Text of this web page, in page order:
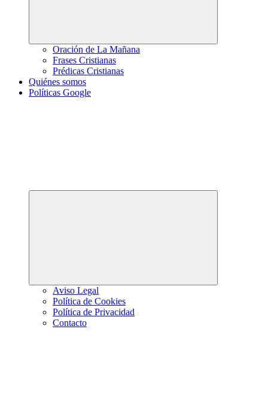
Oración de La Mañana
Frases Cristianas
Prédicas Cristianas
Quiénes somos
Políticas Google
Aviso Legal
Política de Cookies
Política de Privacidad
Contacto